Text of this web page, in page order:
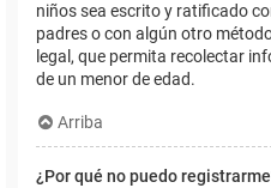
niños sea escrito y ratificado
padres o con algún otro
legal, que permita recolectar
de un menor de edad.
Arriba
¿Por qué no puedo